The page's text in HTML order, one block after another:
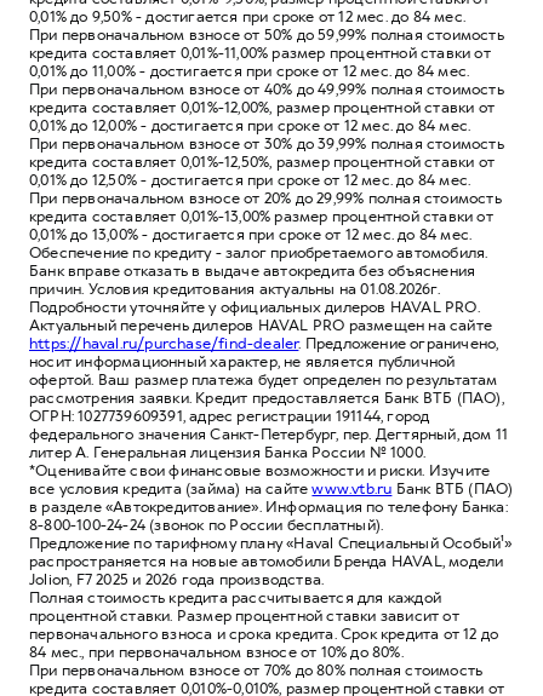
0,01% до 9,50% - достигается при сроке от 12 мес. до 84 мес.
При первоначальном взносе от 50% до 59,99% полная стоимость
кредита составляет 0,01%-11,00% размер процентной ставки от
0,01% до 11,00% - достигается при сроке от 12 мес. до 84 мес.
При первоначальном взносе от 40% до 49,99% полная стоимость
кредита составляет 0,01%-12,00%, размер процентной ставки от
0,01% до 12,00% - достигается при сроке от 12 мес. до 84 мес.
При первоначальном взносе от 30% до 39,99% полная стоимость
кредита составляет 0,01%-12,50%, размер процентной ставки от
0,01% до 12,50% - достигается при сроке от 12 мес. до 84 мес.
При первоначальном взносе от 20% до 29,99% полная стоимость
кредита составляет 0,01%-13,00% размер процентной ставки от
0,01% до 13,00% - достигается при сроке от 12 мес. до 84 мес.
Обеспечение по кредиту - залог приобретаемого автомобиля.
Банк вправе отказать в выдаче автокредита без объяснения
причин. Условия кредитования актуальны на 01.08.2026г.
Подробности уточняйте у официальных дилеров HAVAL PRO.
Актуальный перечень дилеров HAVAL PRO размещен на сайте
https://haval.ru/purchase/find-dealer. Предложение ограничено,
носит информационный характер, не является публичной
офертой. Ваш размер платежа будет определен по результатам
рассмотрения заявки. Кредит предоставляется Банк ВТБ (ПАО),
ОГРН: 1027739609391, адрес регистрации 191144, город
федерального значения Санкт-Петербург, пер. Дегтярный, дом 11
литер А. Генеральная лицензия Банка России № 1000.
*Оценивайте свои финансовые возможности и риски. Изучите
все условия кредита (займа) на сайтеwww.vtb.ru Банк ВТБ (ПАО)
в разделе «Автокредитование». Информация по телефону Банка:
8-800-100-24-24 (звонок по России бесплатный).
Предложение по тарифному плану «Haval Специальный Особый¹»
распространяется на новые автомобили Бренда HAVAL, модели
Jolion, F7 2025 и 2026 года производства.
Полная стоимость кредита рассчитывается для каждой
процентной ставки. Размер процентной ставки зависит от
первоначального взноса и срока кредита. Срок кредита от 12 до
84 мес., при первоначальном взносе от 10% до 80%.
При первоначальном взносе от 70% до 80% полная стоимость
кредита составляет 0,010%-0,010%, размер процентной ставки от